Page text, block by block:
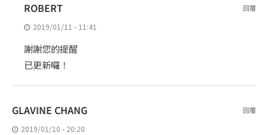
ROBERT
2019/01/11 - 11:41
謝謝您的提醒
已更新囉！
回覆
GLAVINE CHANG
2019/01/10 - 20:20
回覆